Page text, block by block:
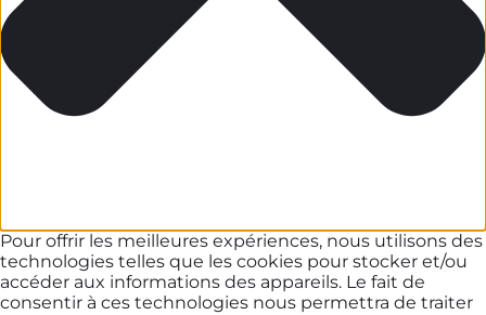
Pour offrir les meilleures expériences, nous utilisons des
technologies telles que les cookies pour stocker et/ou
accéder aux informations des appareils. Le fait de
consentir à ces technologies nous permettra de traiter